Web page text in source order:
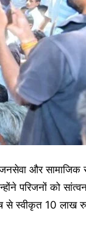
और सामाजिक
परिजनों को
स्वीकृत 10 लाख